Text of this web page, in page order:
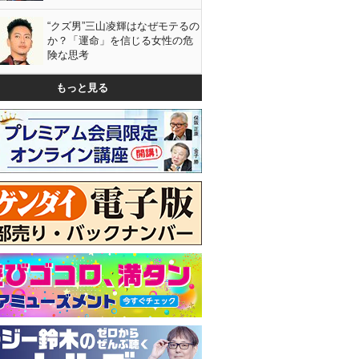
“クズ男”三山凌輝はなぜモテるの
か？「運命」を信じる女性の危
険な思考
もっと見る